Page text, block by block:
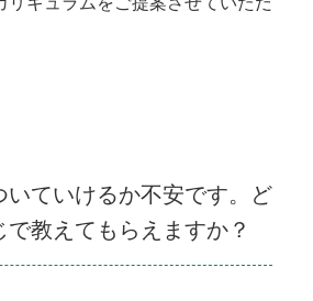
いていけるか不安です。ど
で教えてもらえますか？